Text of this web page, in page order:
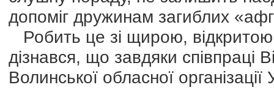
допоміг дружинам загиблих
Робить це зі щирою,
дізнався, що завдяки співпраці
Волинської обласної